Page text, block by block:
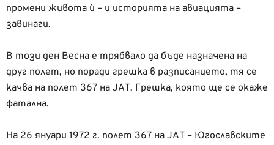
промени живота ѝ – и историята на авиацията –
завинаги.
В този ден Весна е трябвало да бъде назначена на
друг полет, но поради грешка в разписанието, тя се
качва на полет 367 на JAT. Грешка, която ще се окаже
фатална.
На 26 януари 1972 г. полет 367 на JAT – Югославските